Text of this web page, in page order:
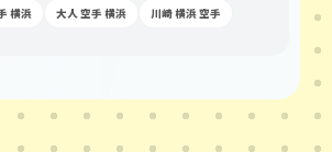
横浜
大人 空手 横浜 川崎 横浜 空手